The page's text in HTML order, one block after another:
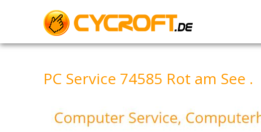
PC Service 74585 Rot am See .